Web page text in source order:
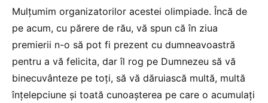
Mulțumim organizatorilor acestei olimpiade. Încă de
pe acum, cu părere de rău, vă spun că în ziua
premierii n-o să pot fi prezent cu dumneavoastră
pentru a vă felicita, dar îl rog pe Dumnezeu să vă
binecuvânteze pe toți, să vă dăruiască multă, multă
înțelepciune și toată cunoașterea pe care o acumulați